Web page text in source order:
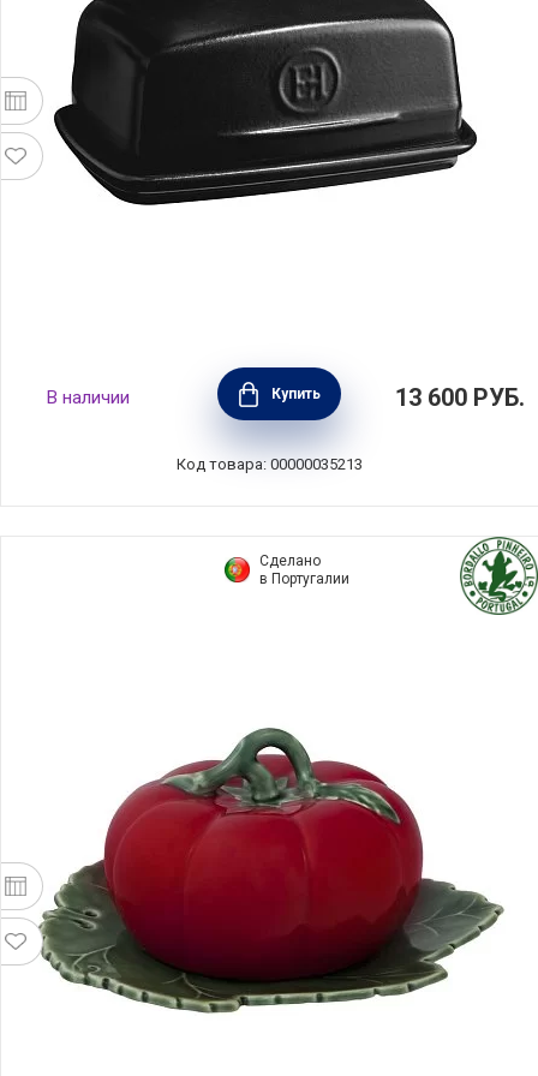
Масленка 16,5х11,5х7,5 см, керамика, цвет
трюфель, Emile Henry, Франция, 710225
В наличии Купить 13 600 РУБ.
Код товара: 00000035213
Сделано
в Португалии